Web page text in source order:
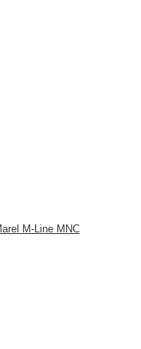
M-Line MNC